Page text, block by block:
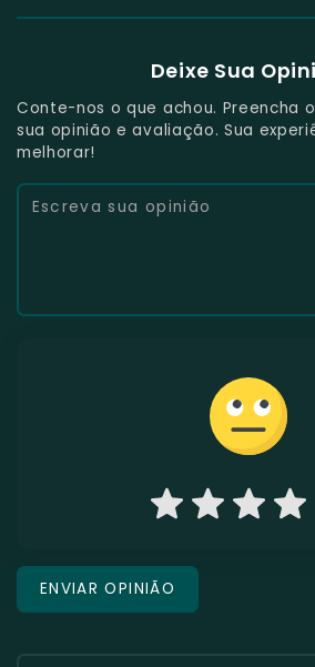
Deixe Sua
Conte-nos o que achou. Preencha
sua opinião e avaliação. Sua
melhorar!